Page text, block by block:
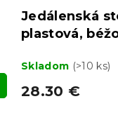
Jedálenská
plastová,
Skladom (>10 ks)
28.30 €